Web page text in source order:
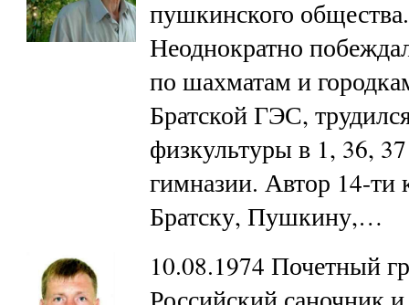
пушкинского
Неоднократно
по шахматам и
Братской ГЭС,
физкультуры в 1, 36,
гимназии. Автор 14-
Братску, Пушкину,…
10.08.1974 Почетный